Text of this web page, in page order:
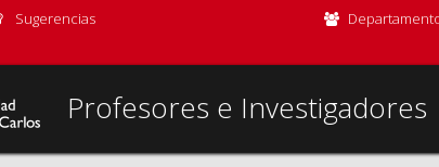
Sugerencias
Profesores e Investigadores